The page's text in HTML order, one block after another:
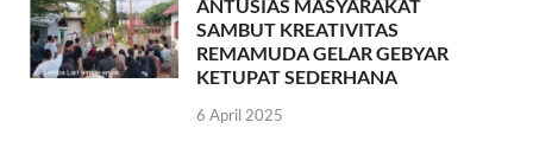
ANTUSIAS MASYARAKAT
SAMBUT KREATIVITAS
REMAMUDA GELAR GEBYAR
KETUPAT SEDERHANA
6 April 2025